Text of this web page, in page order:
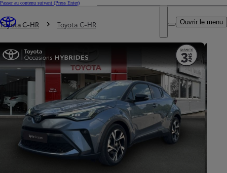
Passer au contenu suivant (Press Enter)
Trouvez un partenaire Toyota
DEALER NAME
Ouvrir le menu
Vous êtes ici
Toyota C-HR Toyota C-HR